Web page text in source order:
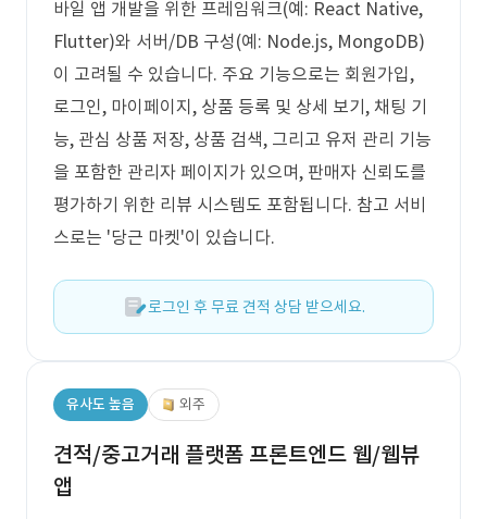
바일 앱 개발을 위한 프레임워크(예: React Native,
Flutter)와 서버/DB 구성(예: Node.js, MongoDB)
이 고려될 수 있습니다. 주요 기능으로는 회원가입,
로그인, 마이페이지, 상품 등록 및 상세 보기, 채팅 기
능, 관심 상품 저장, 상품 검색, 그리고 유저 관리 기능
을 포함한 관리자 페이지가 있으며, 판매자 신뢰도를
평가하기 위한 리뷰 시스템도 포함됩니다. 참고 서비
스로는 '당근 마켓'이 있습니다.
로그인 후 무료 견적 상담 받으세요.
유사도 높음 외주
견적/중고거래 플랫폼 프론트엔드 웹/웹뷰
앱